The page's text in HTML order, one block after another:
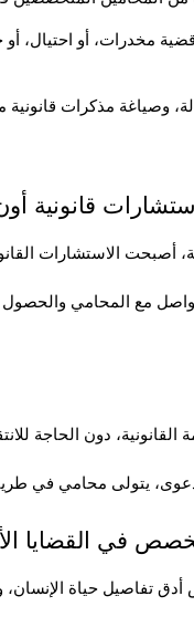
وصياغة مذكرات
قانونية
أصبحت الاستشارات
دون الحاجة
في القضايا
أدق تفاصيل حياة